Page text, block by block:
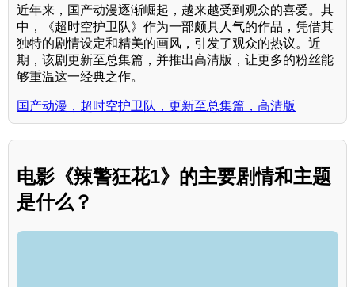
近年来，国产动漫逐渐崛起，越来越受到观众的喜爱。其
中，《超时空护卫队》作为一部颇具人气的作品，凭借其
独特的剧情设定和精美的画风，引发了观众的热议。近
期，该剧更新至总集篇，并推出高清版，让更多的粉丝能
够重温这一经典之作。
国产动漫，超时空护卫队，更新至总集篇，高清版
电影《辣警狂花1》的主要剧情和主题
是什么？